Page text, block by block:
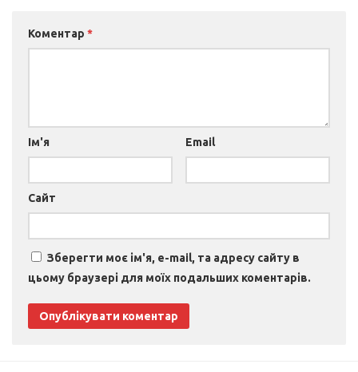
Коментар *
Ім'я Email
Сайт
Зберегти моє ім'я, e-mail, та адресу сайту в
цьому браузері для моїх подальших коментарів.